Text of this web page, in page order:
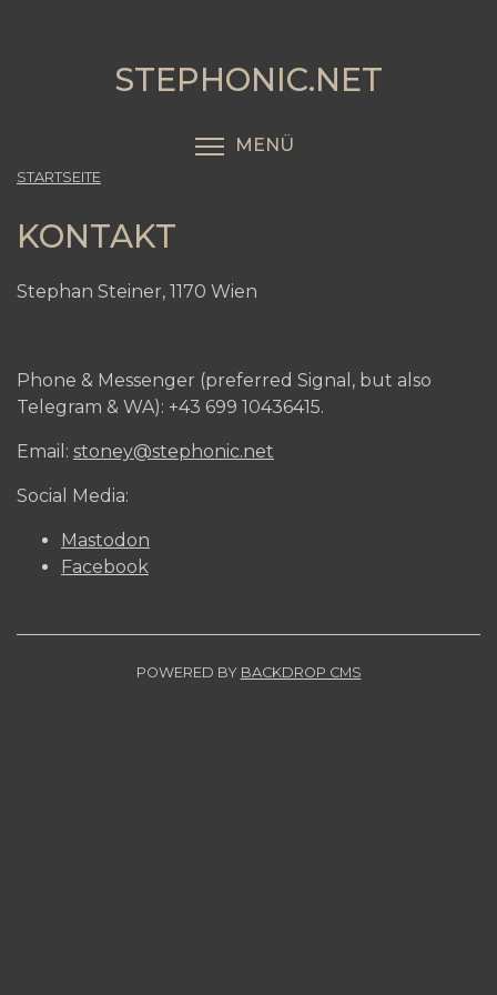
STEPHONIC.NET
MENÜ
STARTSEITE
KONTAKT
Stephan Steiner, 1170 Wien
Phone & Messenger (preferred Signal, but also
Telegram & WA): +43 699 10436415.
Email: stoney@stephonic.net
Social Media:
Mastodon
Facebook
POWERED BY BACKDROP CMS